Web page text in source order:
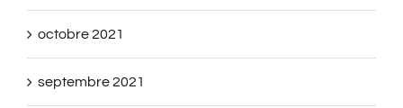
octobre 2021
septembre 2021